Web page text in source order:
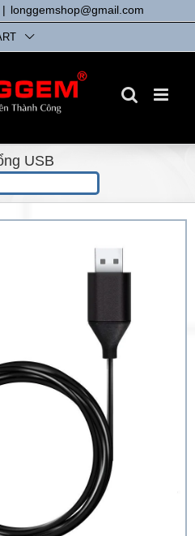
| longgemshop@gmail.com
USB